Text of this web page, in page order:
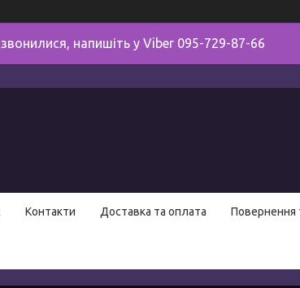
напишіть у Viber 095-729-87-66
Контакти Доставка та оплата Повернення